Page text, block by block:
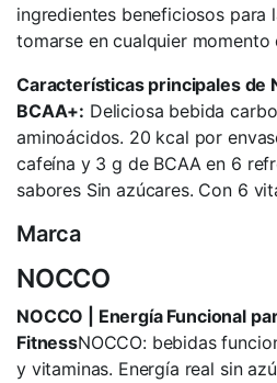
ingredientes beneficiosos para
tomarse en cualquier momento
Características principales de
BCAA+: Deliciosa bebida
aminoácidos. 20 kcal por
cafeína y 3 g de BCAA en 6
sabores Sin azúcares. Con 6
Marca
NOCCO
NOCCO | Energía Funcional
FitnessNOCCO: bebidas
y vitaminas. Energía real sin